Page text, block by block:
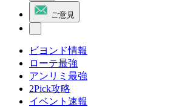
ご意見
ビヨンド情報
ローテ最強
アンリミ最強
2Pick攻略
イベント速報